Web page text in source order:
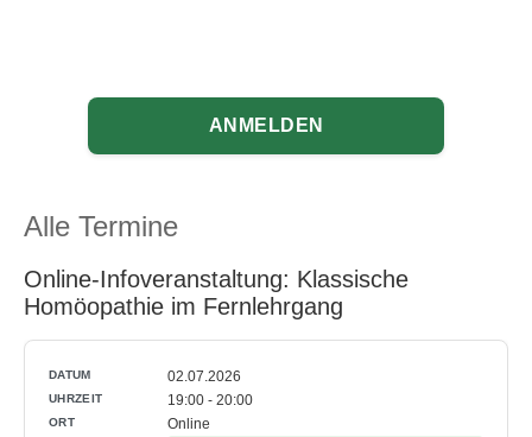
ANMELDEN
Alle Termine
Online-Infoveranstaltung: Klassische
Homöopathie im Fernlehrgang
02.07.2026
19:00 - 20:00
Online